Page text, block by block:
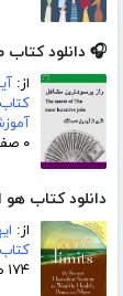
🎧 دانلود
از:
۰ صفحه
دانلود کتاب
از:
۱۷۴ صفحه